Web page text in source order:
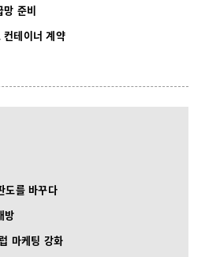
망 준비
테이너 계약
도를 바꾸다
방
마케팅 강화